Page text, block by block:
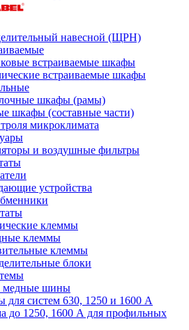
навесной (ЩРН)
встраиваемые шкафы
встраиваемые шкафы
шкафы (рамы)
шкафы (составные части)
микроклимата
и воздушные фильтры
устройства
клеммы
клеммы
клеммы
блоки
медные шины
для систем 630, 1250 и 1600 А
до 1250, 1600 А для профильных